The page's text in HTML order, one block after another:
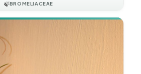
🍃BROMELIACEAE